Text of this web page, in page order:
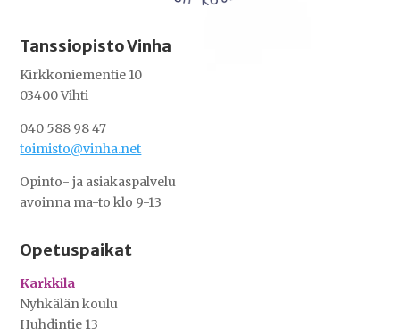
Tanssiopisto Vinha
Kirkkoniementie 10
03400 Vihti
040 588 98 47
toimisto@vinha.net
Opinto- ja asiakaspalvelu
avoinna ma-to klo 9-13
Opetuspaikat
Karkkila
Nyhkälän koulu
Huhdintie 13